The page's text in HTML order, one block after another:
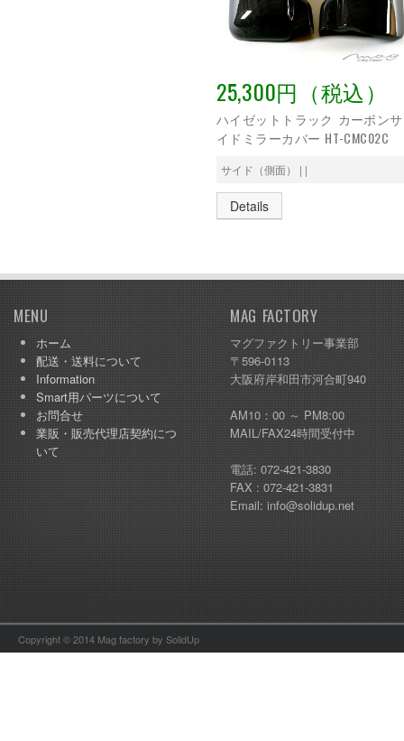
25,300円（税込）
ハイゼットトラック カーボンサ
イドミラーカバー HT-CMC02C
サイド（側面） | |
Details
MENU
ホーム
配送・送料について
Information
Smart用パーツについて
お問合せ
業販・販売代理店契約につ
いて
MAG FACTORY
マグファクトリー事業部
〒596-0113
大阪府岸和田市河合町940
AM10：00 ～ PM8:00
MAIL/FAX24時間受付中
電話: 072-421-3830
FAX : 072-421-3831
Email: info@solidup.net
Copyright © 2014 Mag factory by SolidUp